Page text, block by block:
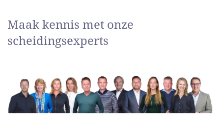
Maak kennis met onze
scheidingsexperts